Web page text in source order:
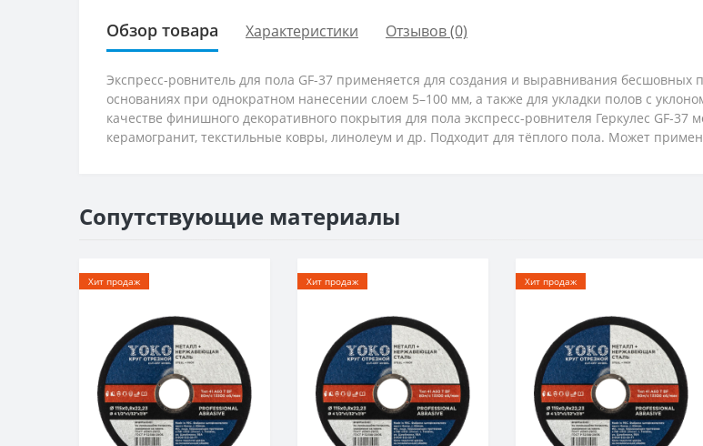
Обзор товара Характеристики Отзывов (0)
Экспресс-ровнитель для пола GF-37 применяется для создания и выравнивания
основаниях при однократном нанесении слоем 5–100 мм, а также для укладки полов с
качестве финишного декоративного покрытия для пола экспресс-ровнителя Геркулес GF-37
керамогранит, текстильные ковры, линолеум и др. Подходит для тёплого пола. Может
Сопутствующие материалы
Хит продаж Хит продаж Хит продаж